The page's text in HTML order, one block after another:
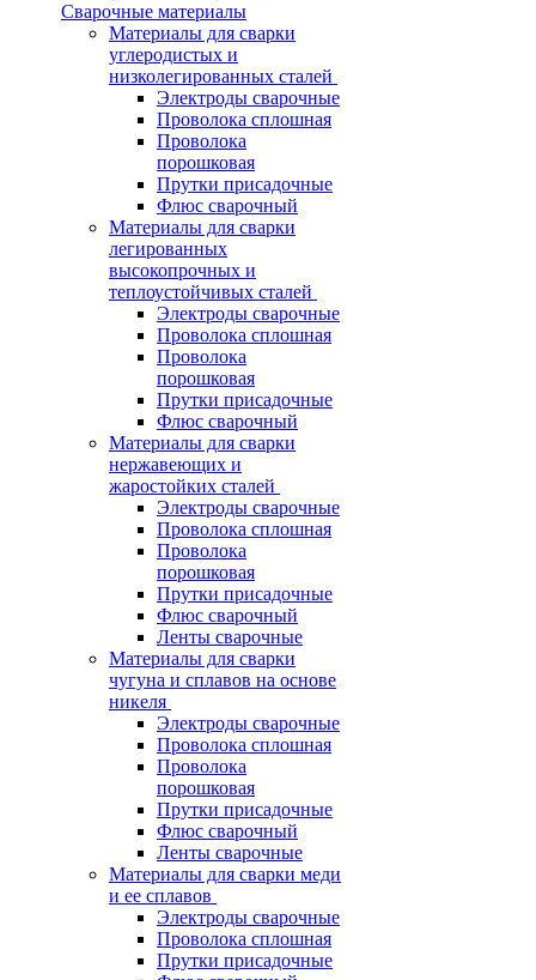
Сварочные материалы
Материалы для сварки
углеродистых и
низколегированных сталей
Электроды сварочные
Проволока сплошная
Проволока
порошковая
Прутки присадочные
Флюс сварочный
Материалы для сварки
легированных
высокопрочных и
теплоустойчивых сталей
Электроды сварочные
Проволока сплошная
Проволока
порошковая
Прутки присадочные
Флюс сварочный
Материалы для сварки
нержавеющих и
жаростойких сталей
Электроды сварочные
Проволока сплошная
Проволока
порошковая
Прутки присадочные
Флюс сварочный
Ленты сварочные
Материалы для сварки
чугуна и сплавов на основе
никеля
Электроды сварочные
Проволока сплошная
Проволока
порошковая
Прутки присадочные
Флюс сварочный
Ленты сварочные
Материалы для сварки меди
и ее сплавов
Электроды сварочные
Проволока сплошная
Прутки присадочные